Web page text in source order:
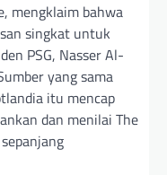
mengklaim bahwa
singkat untuk
PSG, Nasser Al-
yang sama
itu mencap
dan menilai The